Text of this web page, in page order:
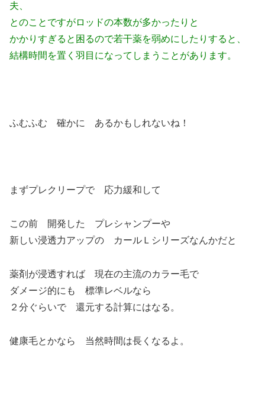
夫、
とのことですがロッドの本数が多かったりと
かかりすぎると困るので若干薬を弱めにしたりすると、
結構時間を置く羽目になってしまうことがあります。
ふむふむ 確かに あるかもしれないね！
まずプレクリープで 応力緩和して
この前 開発した プレシャンプーや
新しい浸透力アップの カールＬシリーズなんかだと
薬剤が浸透すれば 現在の主流のカラー毛で
ダメージ的にも 標準レベルなら
２分ぐらいで 還元する計算にはなる。
健康毛とかなら 当然時間は長くなるよ。